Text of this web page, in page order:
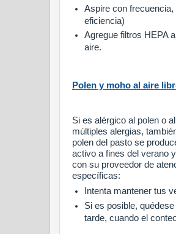
Aspire con
eficiencia)
Agregue filtros HEPA
aire.
Polen y moho al aire
Si es alérgico al polen o
múltiples alergias,
polen del pasto se
activo a fines del verano
con su proveedor de
específicas:
Intenta mantener tus
Si es posible,
tarde, cuando el